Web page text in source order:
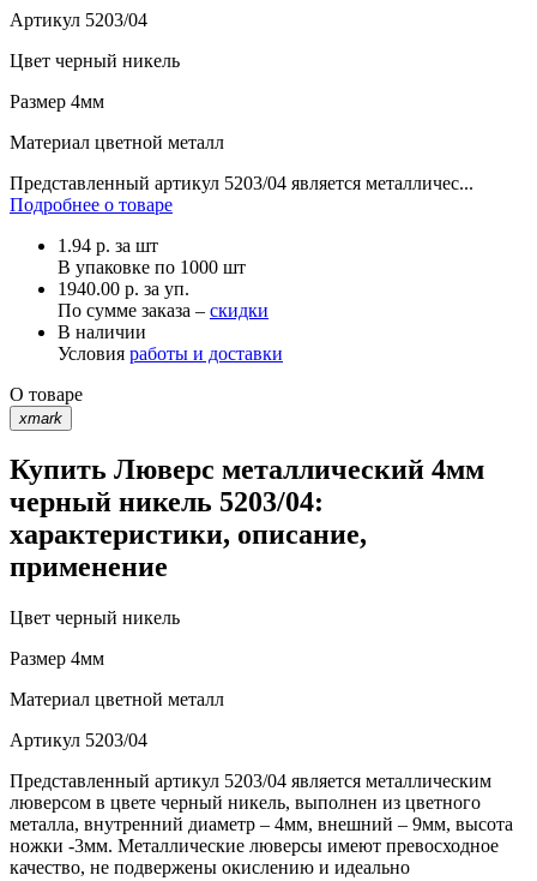
Артикул 5203/04
Цвет черный никель
Размер 4мм
Материал цветной металл
Представленный артикул 5203/04 является металличес...
Подробнее о товаре
1.94 р. за шт
В упаковке по 1000 шт
1940.00 р. за уп.
По сумме заказа – скидки
В наличии
Условия работы и доставки
О товаре
xmark
Купить Люверс металлический 4мм
черный никель 5203/04:
характеристики, описание,
применение
Цвет черный никель
Размер 4мм
Материал цветной металл
Артикул 5203/04
Представленный артикул 5203/04 является металлическим
люверсом в цвете черный никель, выполнен из цветного
металла, внутренний диаметр – 4мм, внешний – 9мм, высота
ножки -3мм. Металлические люверсы имеют превосходное
качество, не подвержены окислению и идеально